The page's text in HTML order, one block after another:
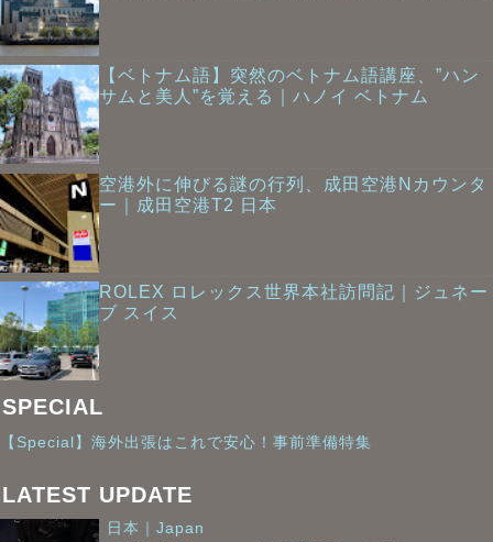
【ベトナム語】突然のベトナム語講座、”ハン
サムと美人”を覚える｜ハノイ ベトナム
空港外に伸びる謎の行列、成田空港Nカウンタ
ー｜成田空港T2 日本
ROLEX ロレックス世界本社訪問記｜ジュネー
ブ スイス
SPECIAL
【Special】海外出張はこれで安心！事前準備特集
LATEST UPDATE
日本｜Japan